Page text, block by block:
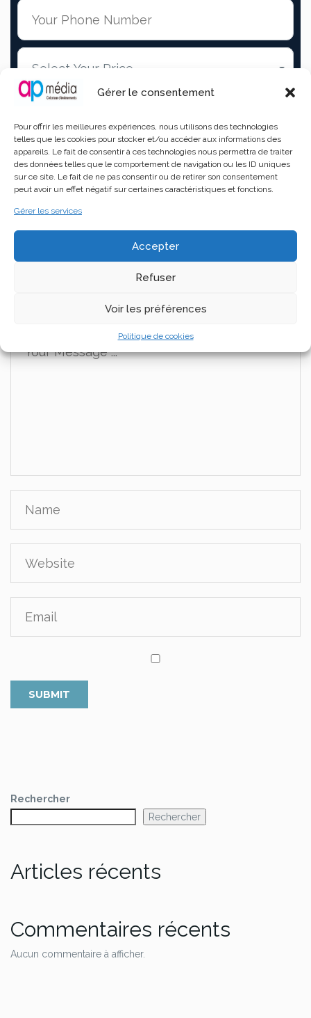
Gérer le consentement
Pour offrir les meilleures expériences, nous utilisons des technologies
telles que les cookies pour stocker et/ou accéder aux informations des
appareils. Le fait de consentir à ces technologies nous permettra de traiter
des données telles que le comportement de navigation ou les ID uniques
sur ce site. Le fait de ne pas consentir ou de retirer son consentement
peut avoir un effet négatif sur certaines caractéristiques et fonctions.
Gérer les services
Accepter
Refuser
Voir les préférences
Politique de cookies
Select Your Price
REGISTER NOW
champs obligatoires sont indiqués avec
Rechercher
Rechercher
Articles récents
Commentaires récents
Aucun commentaire à afficher.